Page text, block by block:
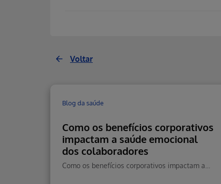
Voltar
Blog da saúde
Como os benefícios corporativos
impactam a saúde emocional
dos colaboradores